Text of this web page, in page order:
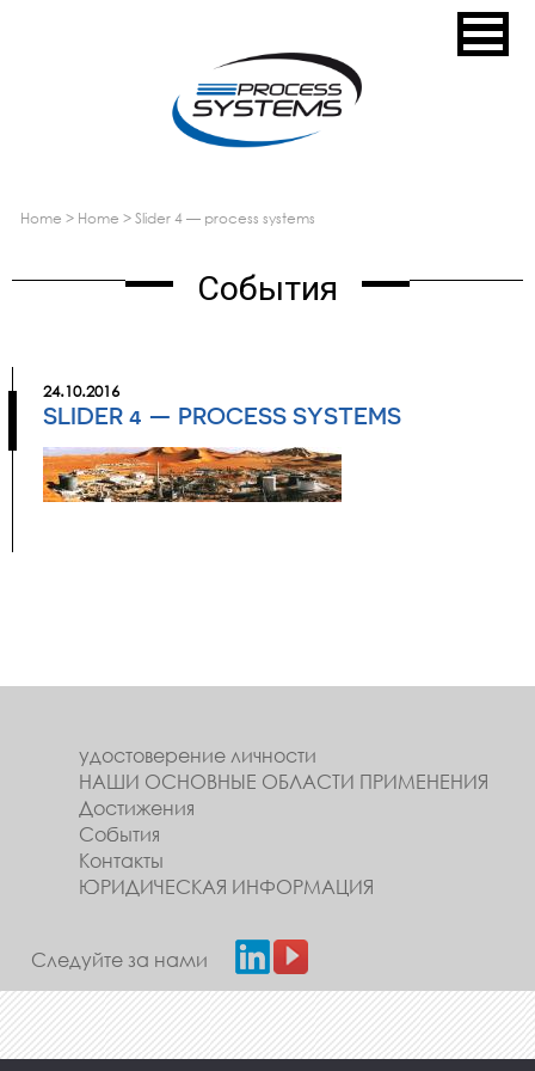
home > home > slider 4 — process systems
События
24.10.2016
SLIDER 4 — PROCESS SYSTEMS
удостоверение личности
НАШИ ОСНОВНЫЕ ОБЛАСТИ ПРИМЕНЕНИЯ
Достижения
События
Контакты
ЮРИДИЧЕСКАЯ ИНФОРМАЦИЯ
Следуйте за нами